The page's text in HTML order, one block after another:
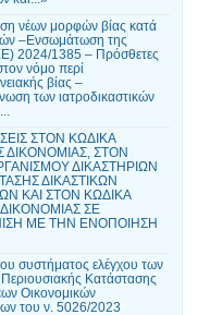
νέων μορφών βίας κατά
–Ενσωμάτωση της
2024/1385 – Πρόσθετες
νόμο περί
βίας –
των ιατροδικαστικών
ΣΤΟΝ ΚΩΔΙΚΑ
ΔΙΚΟΝΟΜΙΑΣ, ΣΤΟΝ
ΔΙΚΑΣΤΗΡΙΩΝ
ΔΙΚΑΣΤΙΚΩΝ
ΚΑΙ ΣΤΟΝ ΚΩΔΙΚΑ
ΣΕ
ΜΕ ΤΗΝ ΕΝΟΠΟΙΗΣΗ
συστήματος ελέγχου των
Κατάστασης
Οικονομικών
του ν. 5026/2023